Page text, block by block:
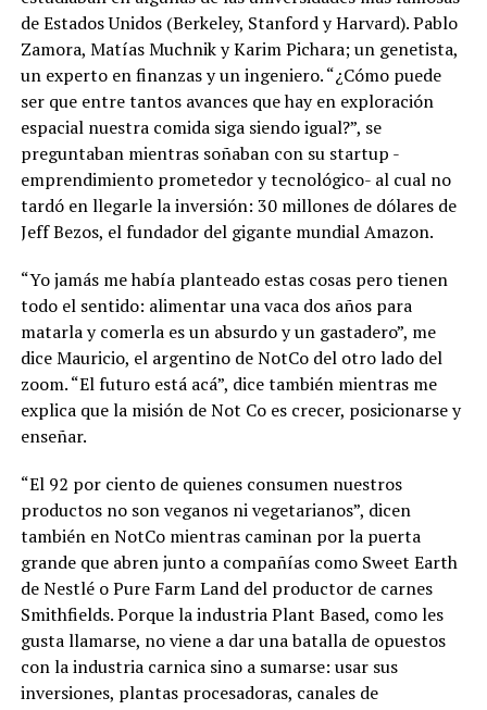
de Estados Unidos (Berkeley, Stanford y Harvard). Pablo
Zamora, Matías Muchnik y Karim Pichara; un genetista,
un experto en finanzas y un ingeniero. “¿Cómo puede
ser que entre tantos avances que hay en exploración
espacial nuestra comida siga siendo igual?”, se
preguntaban mientras soñaban con su startup -
emprendimiento prometedor y tecnológico- al cual no
tardó en llegarle la inversión: 30 millones de dólares de
Jeff Bezos, el fundador del gigante mundial Amazon.
“Yo jamás me había planteado estas cosas pero tienen
todo el sentido: alimentar una vaca dos años para
matarla y comerla es un absurdo y un gastadero”, me
dice Mauricio, el argentino de NotCo del otro lado del
zoom. “El futuro está acá”, dice también mientras me
explica que la misión de Not Co es crecer, posicionarse y
enseñar.
“El 92 por ciento de quienes consumen nuestros
productos no son veganos ni vegetarianos”, dicen
también en NotCo mientras caminan por la puerta
grande que abren junto a compañías como Sweet Earth
de Nestlé o Pure Farm Land del productor de carnes
Smithfields. Porque la industria Plant Based, como les
gusta llamarse, no viene a dar una batalla de opuestos
con la industria carnica sino a sumarse: usar sus
inversiones, plantas procesadoras, canales de